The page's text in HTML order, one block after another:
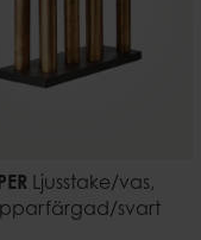
Ljusstake/vas,
svart